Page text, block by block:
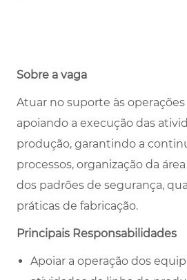
Sobre a vaga
Atuar no suporte às
apoiando a execução das
produção, garantindo a
processos, organização da
dos padrões de segurança,
práticas de fabricação.
Principais Responsabilidades
Apoiar a operação dos